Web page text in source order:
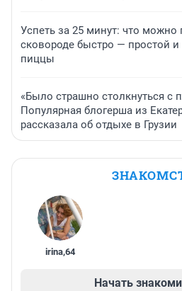
Успеть за 25 минут: что можно
сковороде быстро — простой
пиццы
«Было страшно столкнуться с
Популярная блогерша из
рассказала об отдыхе в Грузии
irina,64
Начать